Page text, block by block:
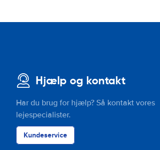
Hjælp og kontakt
Har du brug for hjælp? Så kontakt vores
lejespecialister.
Kundeservice